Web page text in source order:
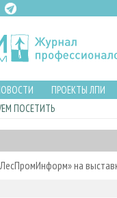
ПРОЕКТЫ ЛПИ
ПОСЕТИТЬ
на